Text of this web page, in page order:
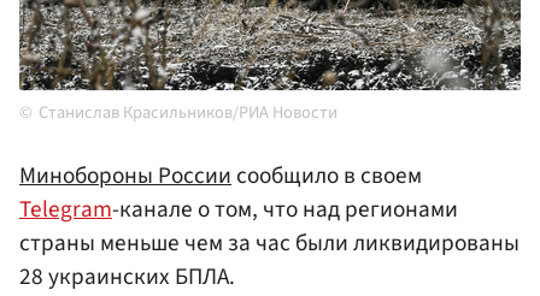
Станислав Красильников/РИА Новости
Минобороны Россиисообщило в своем
Telegram-канале о том, что над регионами
страны меньше чем за час были ликвидированы
28 украинских БПЛА.